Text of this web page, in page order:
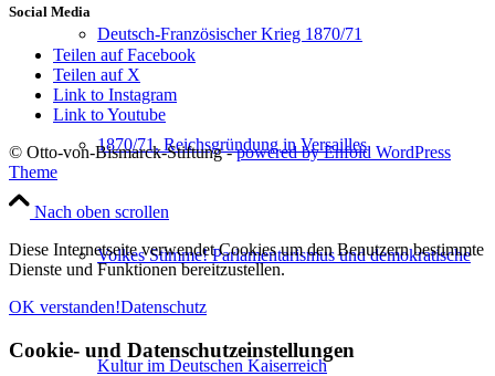
Deutsch-Französischer Krieg 1870/71
1870/71. Reichsgründung in Versailles
Volkes Stimme! Parlamentarismus und demokratische
Kultur im Deutschen Kaiserreich
Social Media
Teilen auf Facebook
Teilen auf X
Link to Instagram
Link to Youtube
© Otto-von-Bismarck-Stiftung -powered by Enfold WordPress
Theme
Nach oben scrollen
Diese Internetseite verwendet Cookies um den Benutzern bestimmte
Dienste und Funktionen bereitzustellen.
OK verstanden!Datenschutz
Cookie- und Datenschutzeinstellungen